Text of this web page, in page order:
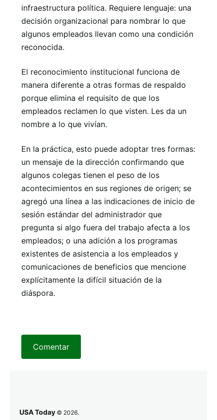
infraestructura política. Requiere lenguaje: una
decisión organizacional para nombrar lo que
algunos empleados llevan como una condición
reconocida.
El reconocimiento institucional funciona de
manera diferente a otras formas de respaldo
porque elimina el requisito de que los
empleados reclamen lo que visten. Les da un
nombre a lo que vivían.
En la práctica, esto puede adoptar tres formas:
un mensaje de la dirección confirmando que
algunos colegas tienen el peso de los
acontecimientos en sus regiones de origen; se
agregó una línea a las indicaciones de inicio de
sesión estándar del administrador que
pregunta si algo fuera del trabajo afecta a los
empleados; o una adición a los programas
existentes de asistencia a los empleados y
comunicaciones de beneficios que mencione
explícitamente la difícil situación de la
diáspora.
Comentar
USA Today © 2026.